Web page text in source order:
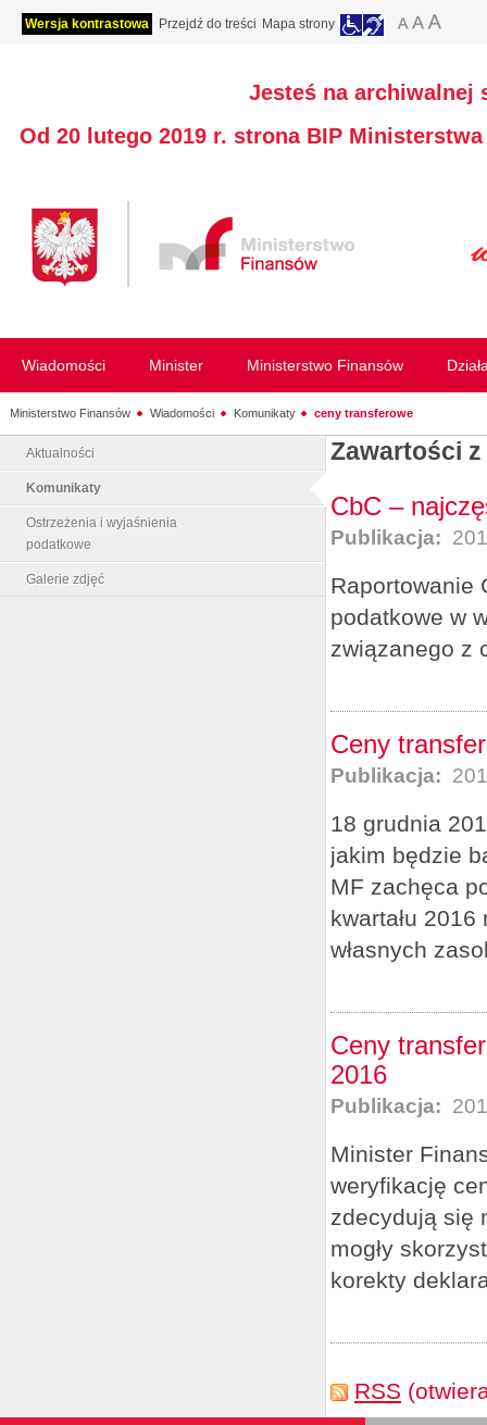
Wersja kontrastowa Przejdź do treści Mapa strony
Jesteś na archiwalnej
Od 20 lutego 2019 r. strona BIP
Wiadomości Minister Ministerstwo Finansów
Ministerstwo Finansów Wiadomości Komunikaty ceny transferowe
Aktualności
Komunikaty
Ostrzeżenia i wyjaśnienia
podatkowe
Galerie zdjęć
Zawartości
CbC –
Publikacja:
Raportowanie
podatkowe w
związanego z
Ceny
Publikacja:
18 grudnia
jakim będzie
MF zachęca
kwartału
własnych
Ceny
2016
Publikacja:
Minister
weryfikację
zdecydują się
mogły
korekty
RSS